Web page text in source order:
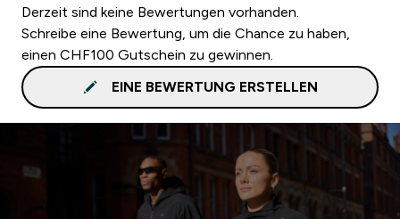
Derzeit sind keine Bewertungen vorhanden.
Schreibe eine Bewertung, um die Chance zu haben,
einen CHF100 Gutschein zu gewinnen.
EINE BEWERTUNG ERSTELLEN